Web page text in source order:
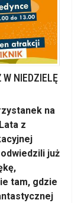
NIEDZIELĘ
na
z
już
tam, gdzie